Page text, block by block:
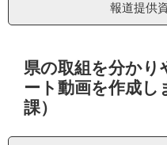
報道提供
県の取組を分かり
ート動画を作成し
課）